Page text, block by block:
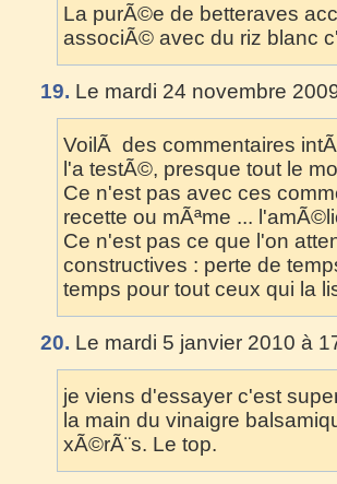
La purÃ©e de betteraves
associÃ© avec du riz blanc
19. Le mardi 24 novembre
VoilÃ des commentaires
l'a testÃ©, presque tout le
Ce n'est pas avec ces
recette ou mÃªme ...
Ce n'est pas ce que l'on
constructives : perte de
temps pour tout ceux qui la
20. Le mardi 5 janvier 2010 à
je viens d'essayer c'est
la main du vinaigre
xÃ©rÃ¨s. Le top.